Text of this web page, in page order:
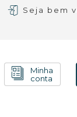
Seja bem
Minha
conta